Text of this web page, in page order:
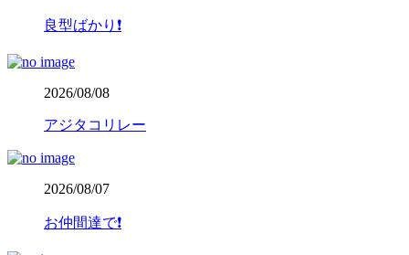
良型ばかり❗️
2026/08/08
アジタコリレー
2026/08/07
お仲間達で❗️